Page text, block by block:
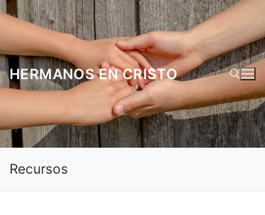
Ir
contenido
HERMANOS EN CRISTO
Buscar:
Recursos